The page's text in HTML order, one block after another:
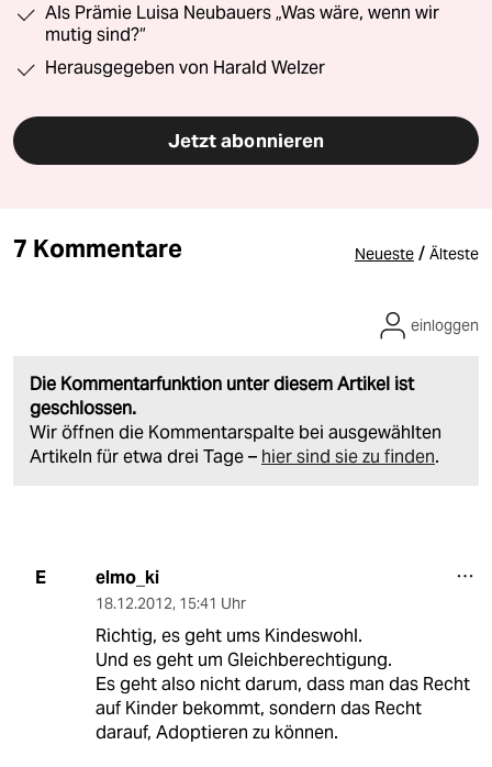
Als Prämie Luisa Neubauers „Was wäre, wenn wir
mutig sind?“
Herausgegeben von Harald Welzer
Jetzt abonnieren
7 Kommentare Neueste / Älteste
Die Kommentarfunktion unter diesem Artikel ist
geschlossen.
Wir öffnen die Kommentarspalte bei ausgewählten
Artikeln für etwa drei Tage – hier sind sie zu finden.
einloggen
E elmo_ki
18.12.2012, 15:41 Uhr
Richtig, es geht ums Kindeswohl.
Und es geht um Gleichberechtigung.
Es geht also nicht darum, dass man das Recht
auf Kinder bekommt, sondern das Recht
darauf, Adoptieren zu können.